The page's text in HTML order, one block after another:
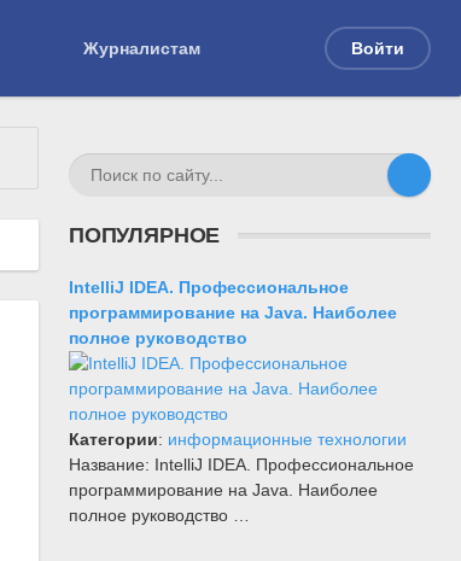
Журналистам Войти
ПОПУЛЯРНОЕ
IntelliJ IDEA. Профессиональное
программирование на Java. Наиболее
полное руководство
Категории: информационные технологии
Название: IntelliJ IDEA. Профессиональное
программирование на Java. Наиболее
полное руководство …